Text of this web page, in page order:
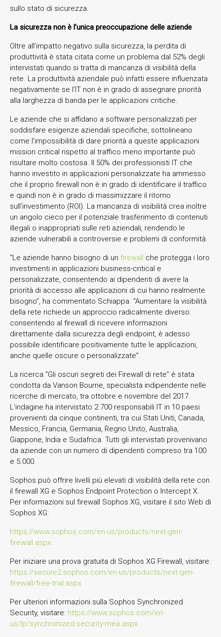
sullo stato di sicurezza.
La sicurezza non è l’unica preoccupazione delle aziende
Oltre all’impatto negativo sulla sicurezza, la perdita di
produttività è stata citata come un problema dal 52% degli
intervistati quando si tratta di mancanza di visibilità della
rete. La produttività aziendale può infatti essere influenzata
negativamente se l’IT non è in grado di assegnare priorità
alla larghezza di banda per le applicazioni critiche.
Le aziende che si affidano a software personalizzati per
soddisfare esigenze aziendali specifiche, sottolineano
come l’impossibilità di dare priorità a queste applicazioni
mission critical rispetto al traffico meno importante può
risultare molto costosa. Il 50% dei professionisti IT che
hanno investito in applicazioni personalizzate ha ammesso
che il proprio firewall non è in grado di identificare il traffico
e quindi non è in grado di massimizzare il ritorno
sull’investimento (ROI). La mancanza di visibilità crea inoltre
un angolo cieco per il potenziale trasferimento di contenuti
illegali o inappropriati sulle reti aziendali, rendendo le
aziende vulnerabili a controversie e problemi di conformità.
“Le aziende hanno bisogno di un firewall che protegga i loro
investimenti in applicazioni business-critical e
personalizzate, consentendo ai dipendenti di avere la
priorità di accesso alle applicazioni di cui hanno realmente
bisogno”, ha commentato Schiappa. “Aumentare la visibilità
della rete richiede un approccio radicalmente diverso:
consentendo al firewall di ricevere informazioni
direttamente dalla sicurezza degli endpoint, è adesso
possibile identificare positivamente tutte le applicazioni,
anche quelle oscure o personalizzate”.
La ricerca “Gli oscuri segreti dei Firewall di rete” è stata
condotta da Vanson Bourne, specialista indipendente nelle
ricerche di mercato, tra ottobre e novembre del 2017.
L’indagine ha intervistato 2.700 responsabili IT in 10 paesi
provenienti da cinque continenti, tra cui Stati Uniti, Canada,
Messico, Francia, Germania, Regno Unito, Australia,
Giappone, India e Sudafrica. Tutti gli intervistati provenivano
da aziende con un numero di dipendenti compreso tra 100
e 5.000.
Sophos può offrire livelli più elevati di visibilità della rete con
il firewall XG e Sophos Endpoint Protection o Intercept X.
Per informazioni sul firewall Sophos XG, visitare il sito Web di
Sophos XG:
https://www.sophos.com/en-us/products/next-gen-
firewall.aspx
Per iniziare una prova gratuita di Sophos XG Firewall, visitare:
https://secure2.sophos.com/en-us/products/next-gen-
firewall/free-trial.aspx
Per ulteriori informazioni sulla Sophos Synchronized
Security, visitare: https://www.sophos.com/en-
us/lp/synchronized-security-mea.aspx